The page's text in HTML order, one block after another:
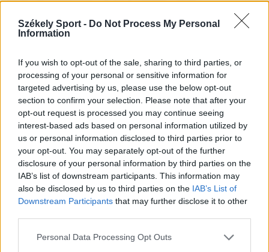
Székely Sport - Do Not Process My Personal
Information
If you wish to opt-out of the sale, sharing to third parties, or
processing of your personal or sensitive information for
targeted advertising by us, please use the below opt-out
section to confirm your selection. Please note that after your
opt-out request is processed you may continue seeing
interest-based ads based on personal information utilized by
us or personal information disclosed to third parties prior to
your opt-out. You may separately opt-out of the further
disclosure of your personal information by third parties on the
IAB’s list of downstream participants. This information may
also be disclosed by us to third parties on the IAB’s List of
Downstream Participants that may further disclose it to other
Personal Data Processing Opt Outs
FK CSÍKSZEREDA
Búcsút intett a felsőházi rájátszásnak az
FK Csíkszereda
Korán hátrányba került, aztán nem tudott felállni a
Galaci Oțelul elleni kiszállásán az FK Csíkszereda. Az 1–
0-s vereség azt jelenti, hogy vélhetően a székelyföldi
labdarúgóklub ebben az idényben is lemarad a 2. Liga
felsőházi rájátszásáról.
Korábbi cikkek betöltése